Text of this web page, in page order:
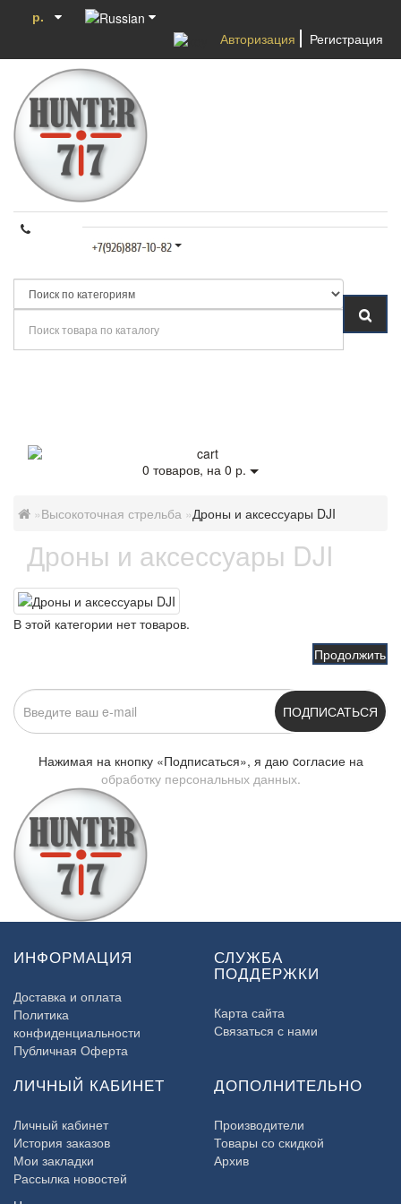
р.
Авторизация
Регистрация
0 товаров, на 0 р.
Высокоточная стрельба Дроны и аксессуары DJI
Дроны и аксессуары DJI
В этой категории нет товаров.
Продолжить
ПОДПИСАТЬСЯ
Нажимая на кнопку «Подписаться», я даю cогласие на
обработку персональных данных.
ИНФОРМАЦИЯ
Доставка и оплата
Политика
конфиденциальности
Публичная Оферта
СЛУЖБА
ПОДДЕРЖКИ
Карта сайта
Связаться с нами
ЛИЧНЫЙ КАБИНЕТ
Личный кабинет
История заказов
Мои закладки
Рассылка новостей
ДОПОЛНИТЕЛЬНО
Производители
Товары со скидкой
Архив